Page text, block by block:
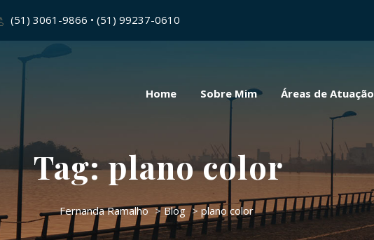
(51) 3061-9866 • (51) 99237-0610
Home Sobre Mim Áreas de Atuação
Tag:plano color
Fernanda Ramalho >Blog > plano color